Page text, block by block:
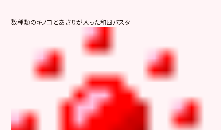
数種類のキノコとあさりが入った和風パスタ